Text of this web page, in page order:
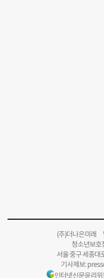
(주)더나은미래
청소년보호
서울 중구 세종
기사제보:
인터넷신문윤리